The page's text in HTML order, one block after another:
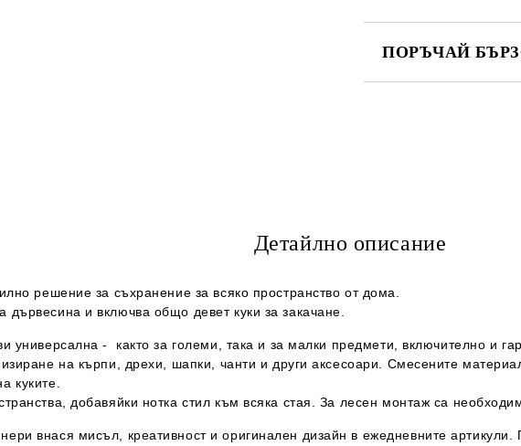
ПОРЪЧАЙ
Детайлно описание
решение за съхранение за всяко пространство от дома.
и включва общо девет куки за закачане.
универсална - както за големи, така и за малки предмети, включително и
на кърпи, дрехи, шапки, чанти и други аксесоари. Смесените
куките.
добавяйки нотка стил към всяка стая. За лесен монтаж са
внася мисъл, креативност и оригинален дизайн в ежедневните